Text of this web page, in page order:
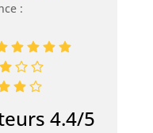
:
4.4/5